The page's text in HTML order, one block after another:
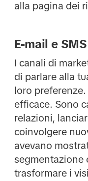
alla pagina dei
E-mail e SMS
I canali di
di parlare alla
loro
efficace. Sono
relazioni,
coinvolgere
avevano
segmentazione
trasformare i